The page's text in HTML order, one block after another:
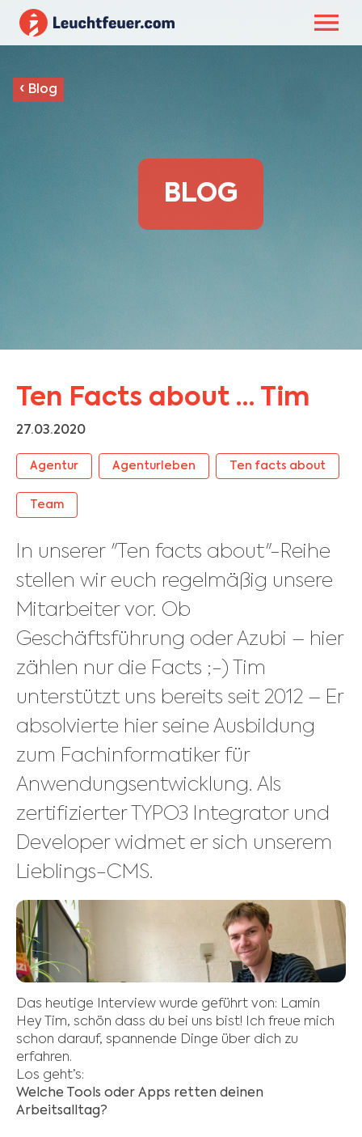
BLOG
‹ Blog
Ten Facts about … Tim
27.03.2020
Agentur Agenturleben Ten facts about
Team
In unserer "Ten facts about"-Reihe
stellen wir euch regelmäßig unsere
Mitarbeiter vor. Ob
Geschäftsführung oder Azubi – hier
zählen nur die Facts ;-) Tim
unterstützt uns bereits seit 2012 – Er
absolvierte hier seine Ausbildung
zum Fachinformatiker für
Anwendungsentwicklung. Als
zertifizierter TYPO3 Integrator und
Developer widmet er sich unserem
Lieblings-CMS.
Das heutige Interview wurde geführt von: Lamin
Hey Tim, schön dass du bei uns bist! Ich freue mich
schon darauf, spannende Dinge über dich zu
erfahren.
Los geht’s:
Welche Tools oder Apps retten deinen
Arbeitsalltag?